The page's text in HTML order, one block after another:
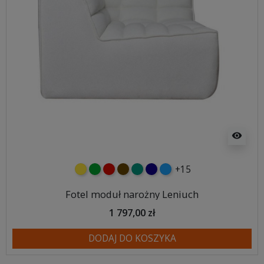
visibility
żółtyzielonyczerwony
czekoladowy
turkusowy
granatowy
niebieski
+15
Fotel moduł narożny Leniuch
1 797,00 zł
DODAJ DO KOSZYKA